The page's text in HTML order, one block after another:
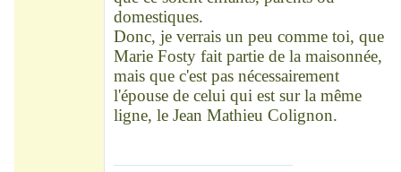
domestiques.
Donc, je verrais un peu comme toi, que
Marie Fosty fait partie de la maisonnée,
mais que c'est pas nécessairement
l'épouse de celui qui est sur la même
ligne, le Jean Mathieu Colignon.